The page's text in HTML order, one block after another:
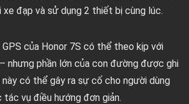
xe đạp và sử dụng 2 thiết bị cùng lúc.
của Honor 7S có thể theo kịp với
nhưng phần lớn của con đường được ghi
có thể gây ra sự cố cho người dùng
vụ điều hướng đơn giản.